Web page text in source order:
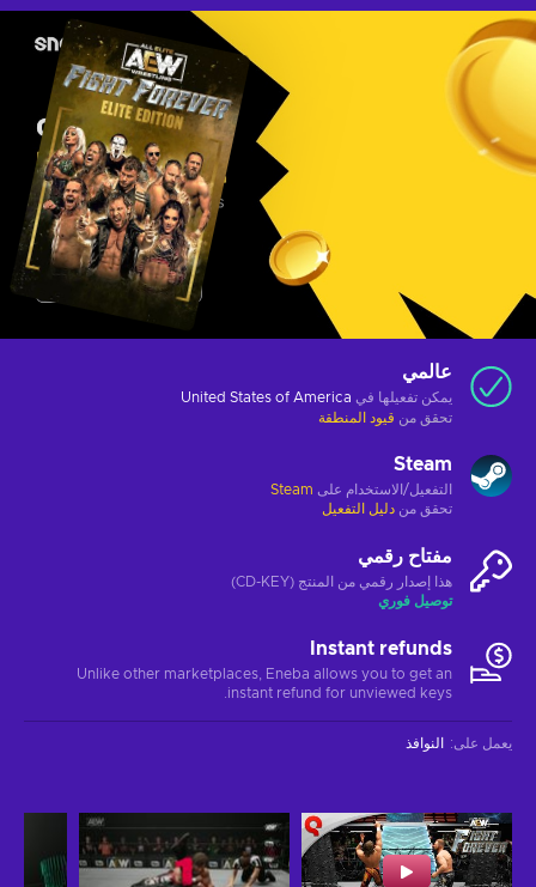
عالمي
يمكن تفعيلها في United States of America
تحقق من قيود المنطقة
Steam
التفعيل/الاستخدام على Steam
تحقق من دليل التفعيل
مفتاح رقمي
هذا إصدار رقمي من المنتج (CD-KEY)
توصيل فوري
Instant refunds
Unlike other marketplaces, Eneba allows you to get an
instant refund for unviewed keys.
يعمل على: النوافذ